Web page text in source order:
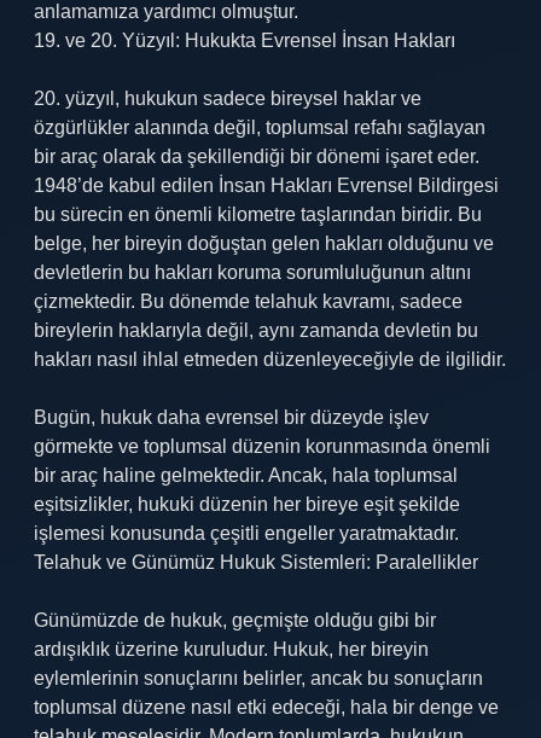
anlamamıza yardımcı olmuştur.
19. ve 20. Yüzyıl: Hukukta Evrensel İnsan Hakları
20. yüzyıl, hukukun sadece bireysel haklar ve
özgürlükler alanında değil, toplumsal refahı sağlayan
bir araç olarak da şekillendiği bir dönemi işaret eder.
1948’de kabul edilen İnsan Hakları Evrensel Bildirgesi
bu sürecin en önemli kilometre taşlarından biridir. Bu
belge, her bireyin doğuştan gelen hakları olduğunu ve
devletlerin bu hakları koruma sorumluluğunun altını
çizmektedir. Bu dönemde telahuk kavramı, sadece
bireylerin haklarıyla değil, aynı zamanda devletin bu
hakları nasıl ihlal etmeden düzenleyeceğiyle de ilgilidir.
Bugün, hukuk daha evrensel bir düzeyde işlev
görmekte ve toplumsal düzenin korunmasında önemli
bir araç haline gelmektedir. Ancak, hala toplumsal
eşitsizlikler, hukuki düzenin her bireye eşit şekilde
işlemesi konusunda çeşitli engeller yaratmaktadır.
Telahuk ve Günümüz Hukuk Sistemleri: Paralellikler
Günümüzde de hukuk, geçmişte olduğu gibi bir
ardışıklık üzerine kuruludur. Hukuk, her bireyin
eylemlerinin sonuçlarını belirler, ancak bu sonuçların
toplumsal düzene nasıl etki edeceği, hala bir denge ve